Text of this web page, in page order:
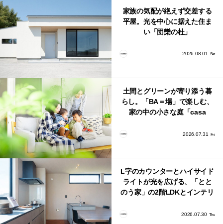
家族の気配が絶えず交差する
平屋。光を中心に据えた住ま
い「団欒の杜」
2026.08.01 Sat
土間とグリーンが寄り添う暮
らし。「BA＝場」で楽しむ、
家の中の小さな庭「casa
2026.07.31 Fri
L字のカウンターとハイサイド
ライトが光を広げる、「とと
のう家」の2階LDKとインテリ
2026.07.30 Thu